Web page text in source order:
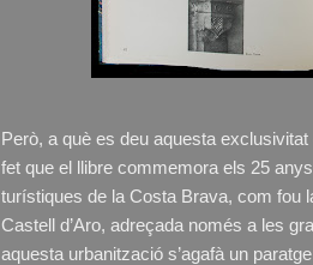
Però, a què es deu aquesta
fet que el llibre commemora els 25
turístiques de la Costa Brava, com fou
Castell d’Aro, adreçada només a les
aquesta urbanització s’agafà un